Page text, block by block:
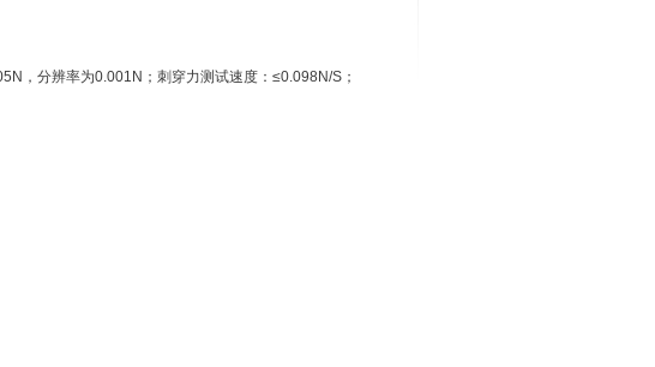
，分辨率为0.001N；刺穿力测试速度：≤0.098N/S；